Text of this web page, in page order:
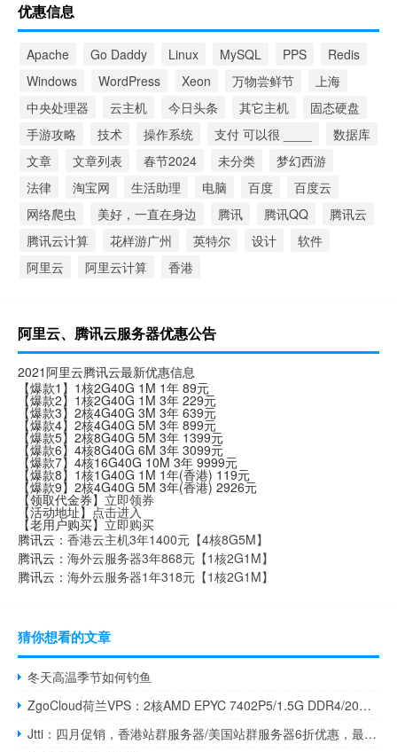
优惠信息
Apache Go Daddy Linux MySQL PPS
Redis
Windows
WordPress Xeon 万物尝鲜节
上海
中央处理器
云主机 今日头条 其它主机
固态硬盘
手游攻略
技术 操作系统 支付 可以很 ____
数据库
文章
文章列表 春节2024 未分类
梦幻西游
法律
淘宝网 生活助理 电脑 百度
百度云
网络爬虫
美好，一直在身边 腾讯 腾讯QQ
腾讯云
腾讯云计算
花样游广州 英特尔 设计
软件
阿里云
阿里云计算 香港
阿里云、腾讯云服务器优惠公告
2021阿里云腾讯云最新优惠信息
【爆款1】1核2G40G 1M 1年 89元
【爆款2】1核2G40G 1M 3年 229元
【爆款3】2核4G40G 3M 3年 639元
【爆款4】2核4G40G 5M 3年 899元
【爆款5】2核8G40G 5M 3年 1399元
【爆款6】4核8G40G 6M 3年 3099元
【爆款7】4核16G40G 10M 3年 9999元
【爆款8】1核1G40G 1M 1年(香港) 119元
【爆款9】2核4G40G 5M 3年(香港) 2926元
【领取代金券】 立即领券
【活动地址】 点击进入
【老用户购买】立即购买
腾讯云： 香港云主机3年1400元【4核8G5M】
腾讯云： 海外云服务器3年868元【1核2G1M】
腾讯云： 海外云服务器1年318元【1核2G1M】
猜你想看的文章
冬天高温季节如何钓鱼
ZgoCloud荷兰VPS：2核AMD EPYC 7402P5/1.5G DDR4/20GB SSD/2TB月流量/1Gbps带宽/5美元/季，支持支付宝/Paypal
Jtti：四月促销，香港站群服务器/美国站群服务器6折优惠，最低配月付$218.6起